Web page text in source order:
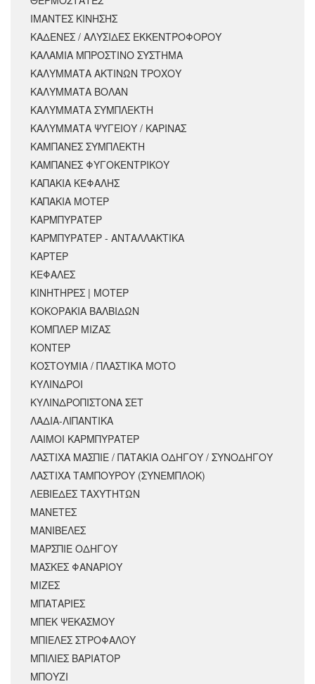
ΙΜΑΝΤΕΣ ΚΙΝΗΣΗΣ
ΚΑΔΕΝΕΣ / ΑΛΥΣΙΔΕΣ ΕΚΚΕΝΤΡΟΦΟΡΟΥ
ΚΑΛΑΜΙΑ ΜΠΡΟΣΤΙΝΟ ΣΥΣΤΗΜΑ
ΚΑΛΥΜΜΑΤΑ ΑΚΤΙΝΩΝ ΤΡΟΧΟΥ
ΚΑΛΥΜΜΑΤΑ ΒΟΛΑΝ
ΚΑΛΥΜΜΑΤΑ ΣΥΜΠΛΕΚΤΗ
ΚΑΛΥΜΜΑΤΑ ΨΥΓΕΙΟΥ / ΚΑΡΙΝΑΣ
ΚΑΜΠΑΝΕΣ ΣΥΜΠΛΕΚΤΗ
ΚΑΜΠΑΝΕΣ ΦΥΓΟΚΕΝΤΡΙΚΟΥ
ΚΑΠΑΚΙΑ ΚΕΦΑΛΗΣ
ΚΑΠΑΚΙΑ ΜΟΤΕΡ
ΚΑΡΜΠΥΡΑΤΕΡ
ΚΑΡΜΠΥΡΑΤΕΡ - ΑΝΤΑΛΛΑΚΤΙΚΑ
ΚΑΡΤΕΡ
ΚΕΦΑΛΕΣ
ΚΙΝΗΤΗΡΕΣ | ΜΟΤΕΡ
ΚΟΚΟΡΑΚΙΑ ΒΑΛΒΙΔΩΝ
ΚΟΜΠΛΕΡ ΜΙΖΑΣ
ΚΟΝΤΕΡ
ΚΟΣΤΟΥΜΙΑ / ΠΛΑΣΤΙΚΑ ΜΟΤΟ
ΚΥΛΙΝΔΡΟΙ
ΚΥΛΙΝΔΡΟΠΙΣΤΟΝΑ ΣΕΤ
ΛΑΔΙΑ-ΛΙΠΑΝΤΙΚΑ
ΛΑΙΜΟΙ ΚΑΡΜΠΥΡΑΤΕΡ
ΛΑΣΤΙΧΑ ΜΑΣΠΙΕ / ΠΑΤΑΚΙΑ ΟΔΗΓΟΥ / ΣΥΝΟΔΗΓΟΥ
ΛΑΣΤΙΧΑ ΤΑΜΠΟΥΡΟΥ (ΣΥΝΕΜΠΛΟΚ)
ΛΕΒΙΕΔΕΣ ΤΑΧΥΤΗΤΩΝ
ΜΑΝΕΤΕΣ
ΜΑΝΙΒΕΛΕΣ
ΜΑΡΣΠΙΕ ΟΔΗΓΟΥ
ΜΑΣΚΕΣ ΦΑΝΑΡΙΟΥ
ΜΙΖΕΣ
ΜΠΑΤΑΡΙΕΣ
ΜΠΕΚ ΨΕΚΑΣΜΟΥ
ΜΠΙΕΛΕΣ ΣΤΡΟΦΑΛΟΥ
ΜΠΙΛΙΕΣ ΒΑΡΙΑΤΟΡ
ΜΠΟΥΖΙ